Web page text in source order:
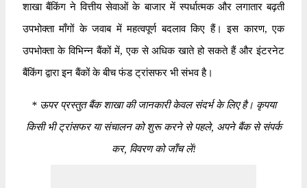
शाखा बैंकिंग ने वित्तीय सेवाओं के बाजार में स्पर्धात्मक और लगातार बढ़ती
उपभोक्ता माँगों के जवाब में महत्वपूर्ण बदलाव किए हैं। इस कारण, एक
उपभोक्ता के विभिन्न बैंकों में, एक से अधिक खाते हो सकते हैं और इंटरनेट
बैंकिंग द्वारा इन बैंकों के बीच फंड ट्रांसफर भी संभव है।
*ऊपर प्रस्तुत बैंक शाखा की जानकारी केवल संदर्भ के लिए है। कृपया
किसी भी ट्रांसफर या संचालन को शुरू करने से पहले, अपने बैंक से संपर्क
कर, विवरण को जाँच लें!